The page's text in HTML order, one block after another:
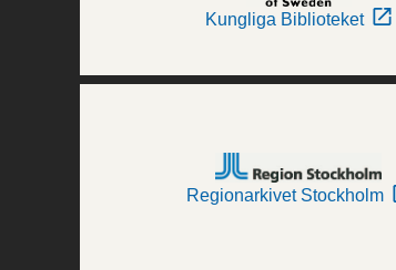
Kungliga Biblioteket
Regionarkivet Stockholm